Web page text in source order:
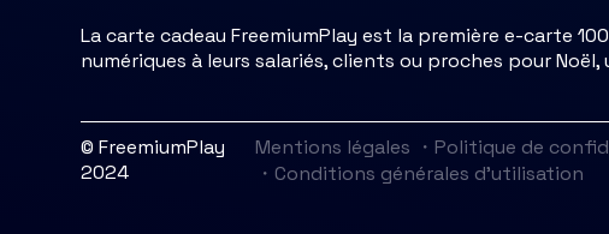
La carte cadeau FreemiumPlay est la première e-carte
numériques à leurs salariés, clients ou proches pour
© FreemiumPlay
2024
Mentions légales ・ Politique de
・ Conditions générales d'utilisation